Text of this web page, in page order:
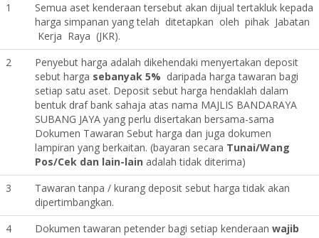
1
Semua aset kenderaan tersebut akan dijual tertakluk kepada
harga simpanan yang telah ditetapkan oleh pihak Jabatan
Kerja Raya (JKR).
2
Penyebut harga adalah dikehendaki menyertakan deposit
sebut harga sebanyak 5% daripada harga tawaran bagi
setiap satu aset. Deposit sebut harga hendaklah dalam
bentuk draf bank sahaja atas nama MAJLIS BANDARAYA
SUBANG JAYA yang perlu disertakan bersama-sama
Dokumen Tawaran Sebut harga dan juga dokumen
lampiran yang berkaitan. (bayaran secara Tunai/Wang
Pos/Cek dan lain-lain adalah tidak diterima)
3
Tawaran tanpa / kurang deposit sebut harga tidak akan
dipertimbangkan.
4
Dokumen tawaran petender bagi setiap kenderaan wajib